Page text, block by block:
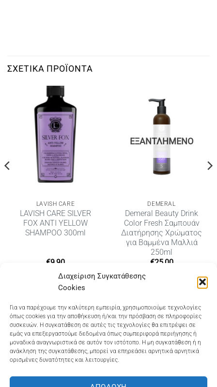
Διαχείριση Συγκατάθεσης
Cookies
Για να παρέχουμε την καλύτερη εμπειρία, χρησιμοποιούμε τεχνολογίες
όπως cookies για την αποθήκευση ή/και την πρόσβαση σε πληροφορίες
συσκευών. Η συγκατάθεση σε αυτές τις τεχνολογίες θα επιτρέψει σε
εμάς να επεξεργαστούμε δεδομένα όπως συμπεριφορά περιήγησης ή
μοναδικά αναγνωριστικά σε αυτόν τον ιστότοπο. Η μη συγκατάθεση ή η
ανάκληση της συγκατάθεσης, μπορεί να επηρεάσει αρνητικά αρνητικά
ορισμένες δυνατότητες και λειτουργίες.
ΣΧΕΤΙΚΆ ΠΡΟΪΌΝΤΑ
LAVISH CARE
LAVISH CARE SILVER
FOX ANTI YELLOW
SHAMPOO 300ml
€9,90
ΕΞΑΝΤΛΗΜΈΝΟ
DEMERAL
Demeral Beauty Drink
Color Fresh Σαμπουάν
Διατήρησης Χρώματος
για Βαμμένα Μαλλιά
250ml
€25,00
Dioni Hair Care, Ζυμβρακάκηδων 33, τηλ 28210
91906
Dioni Hair Spa, Κ. Σφακιανάκη 5, τηλ 28210 94712